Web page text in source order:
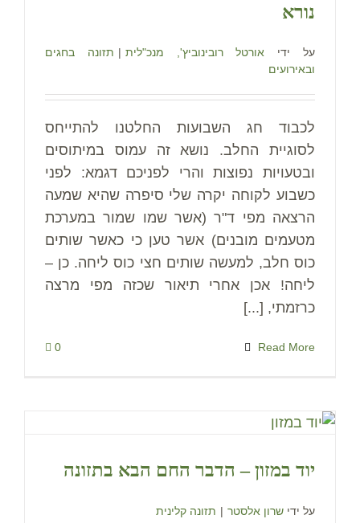
נורא
על ידי אורטל רובינוביץ', מנכ"לית | תזונה בחגים
ובאירועים
לכבוד חג השבועות החלטנו להתייחס
לסוגיית החלב. נושא זה עמוס במיתוסים
ובטעויות נפוצות והרי לפניכם דגמא: לפני
כשבוע לקוחה יקרה שלי סיפרה שהיא שמעה
הרצאה מפי ד"ר (אשר שמו שמור במערכת
מטעמים מובנים) אשר טען כי כאשר שותים
כוס חלב, למעשה שותים חצי כוס ליחה. כן –
ליחה! אכן אחרי תיאור שכזה מפי מרצה
כרזמתי, [...]
Read More
0
יוד במזון – הדבר החם הבא בתזונה
על ידי שרון אלסטר | תזונה קלינית